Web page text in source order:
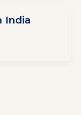
India